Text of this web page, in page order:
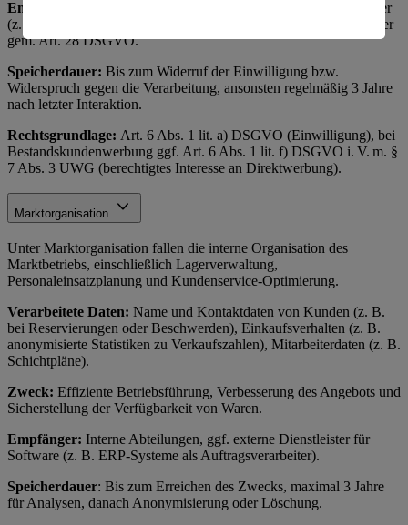
Empfänger:
Interne Marketingabteilung, ggf. externe Dienstleister
(z. B. Versanddienstleister, Werbeagenturen) als Auftragsverarbeiter
gem. Art. 28 DSGVO.
Speicherdauer: Bis zum Widerruf der Einwilligung bzw.
Widerspruch gegen die Verarbeitung, ansonsten regelmäßig 3 Jahre
nach letzter Interaktion.
Rechtsgrundlage: Art. 6 Abs. 1 lit. a) DSGVO (Einwilligung), bei
Bestandskundenwerbung ggf. Art. 6 Abs. 1 lit. f) DSGVO i. V. m. §
7 Abs. 3 UWG (berechtigtes Interesse an Direktwerbung).
Marktorganisation
Unter Marktorganisation fallen die interne Organisation des
Marktbetriebs, einschließlich Lagerverwaltung,
Personaleinsatzplanung und Kundenservice-Optimierung.
Verarbeitete Daten: Name und Kontaktdaten von Kunden (z. B.
bei Reservierungen oder Beschwerden), Einkaufsverhalten (z. B.
anonymisierte Statistiken zu Verkaufszahlen), Mitarbeiterdaten (z. B.
Schichtpläne).
Zweck: Effiziente Betriebsführung, Verbesserung des Angebots und
Sicherstellung der Verfügbarkeit von Waren.
Empfänger: Interne Abteilungen, ggf. externe Dienstleister für
Software (z. B. ERP-Systeme als Auftragsverarbeiter).
Speicherdauer: Bis zum Erreichen des Zwecks, maximal 3 Jahre
für Analysen, danach Anonymisierung oder Löschung.
Informationen zum Herausgeber der Seite findest du